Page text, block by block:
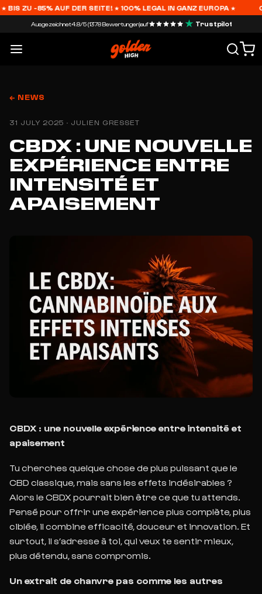
-85% AUF DER SEITE! ★ 100% LEGAL IN GANZ EUROPA ★
Ausgezeichnet4.8/5 (1378 Bewertungen)auf Trustpilot
← NEWS
31 JULY 2025 · JULIEN GRESSET
CBDX : UNE NOUVELLE
EXPÉRIENCE ENTRE
INTENSITÉ ET
APAISEMENT
CBDX : une nouvelle expérience entre intensité et
apaisement
Tu cherches quelque chose de plus puissant que le
CBD classique, mais sans les effets indésirables ?
Alors le CBDX pourrait bien être ce que tu attends.
Pensé pour offrir une expérience plus complète, plus
ciblée, il combine efficacité, douceur et innovation. Et
surtout, il s’adresse à toi, qui veux te sentir mieux,
plus détendu, sans compromis.
Un extrait de chanvre pas comme les autres